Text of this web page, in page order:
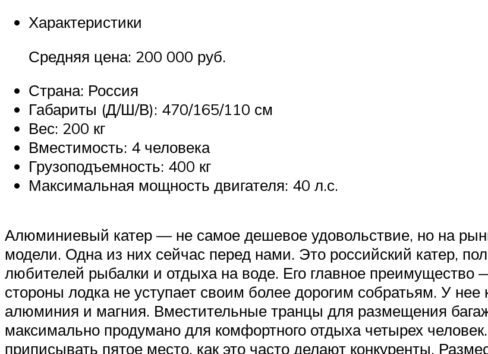
Характеристики
Средняя цена: 200 000 руб.
Страна: Россия
Габариты (Д/Ш/В): 470/165/110 см
Вес: 200 кг
Вместимость: 4 человека
Грузоподъемность: 400 кг
Максимальная мощность двигателя: 40 л.с.
Алюминиевый катер — не самое дешевое удовольствие, но на
модели. Одна из них сейчас перед нами. Это российский катер,
любителей рыбалки и отдыха на воде. Его главное преимущество
стороны лодка не уступает своим более дорогим собратьям. У
алюминия и магния. Вместительные транцы для размещения
максимально продумано для комфортного отдыха четырех
приписывать пятое место, как это часто делают конкуренты.